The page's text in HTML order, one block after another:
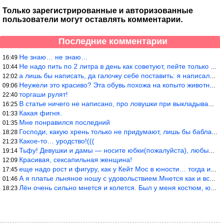
Только зарегистрированные и авторизованные
пользователи могут оставлять комментарии.
Последние комментарии
16:49 Не знаю… не знаю…
10:44 Не надо пить по 2 литра в день как советуют, пейте только когда
12:02 а лишь бы написать, да галочку себе поставить: я написала статью
09:06 Неужели это красиво? Эта обувь похожа на копыто животного, не хв
22:40 торгаши рулят!
16:25 В статье ничего не написано, про ловушки при выкладывании товара
01:33 Какая фигня.
01:35 Мне понравился последний
18:28 Господи, какую хрень только не придумают, лишь бы бабла срубить!
21:23 Какое-то… уродство!(((
19:14 Тьфу! Девушки и дамы — носите юбки(пожалуйста), любые штаны на ж
12:09 Красивая, сексапильная женщина!
17:45 еще надо рост и фигуру, как у Кейт Мос в юности… тогда и стиль т
01:46 А я платье льняное ношу с удовольствием.Мнется как и все. Но это
18:23 Лён очень сильно мнется и колется. Был у меня костюм, юбка и жак